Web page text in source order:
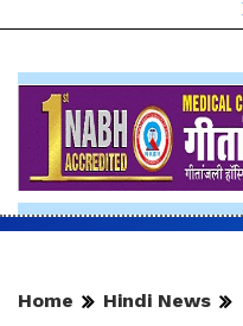
Home Hindi News